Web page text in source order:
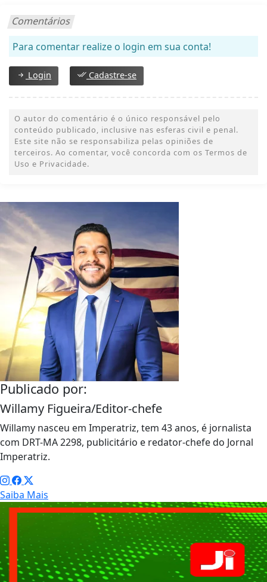
Comentários
Para comentar realize o login em sua conta!
Login Cadastre-se
O autor do comentário é o único responsável pelo
conteúdo publicado, inclusive nas esferas civil e penal.
Este site não se responsabiliza pelas opiniões de
terceiros. Ao comentar, você concorda com os Termos de
Uso e Privacidade.
Publicado por:
Willamy Figueira/Editor-chefe
Willamy nasceu em Imperatriz, tem 43 anos, é jornalista
com DRT-MA 2298, publicitário e redator-chefe do Jornal
Imperatriz.
Saiba Mais